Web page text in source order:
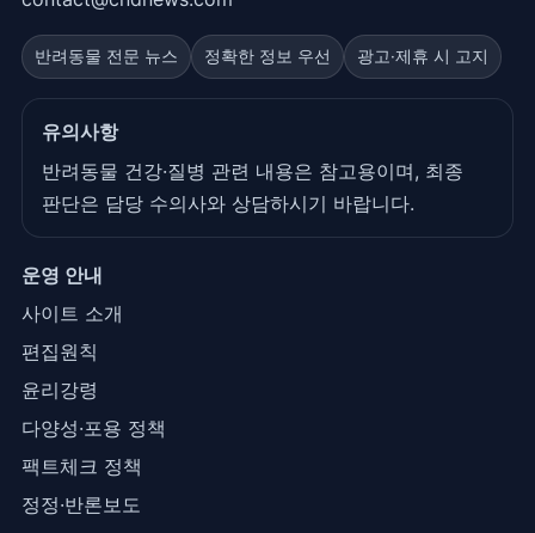
contact@cndnews.com
유의사항
반려동물 건강·질병 관련 내용은 참고용이며, 최종
판단은 담당 수의사와 상담하시기 바랍니다.
운영 안내
사이트 소개
편집원칙
윤리강령
다양성·포용 정책
팩트체크 정책
정정·반론보도